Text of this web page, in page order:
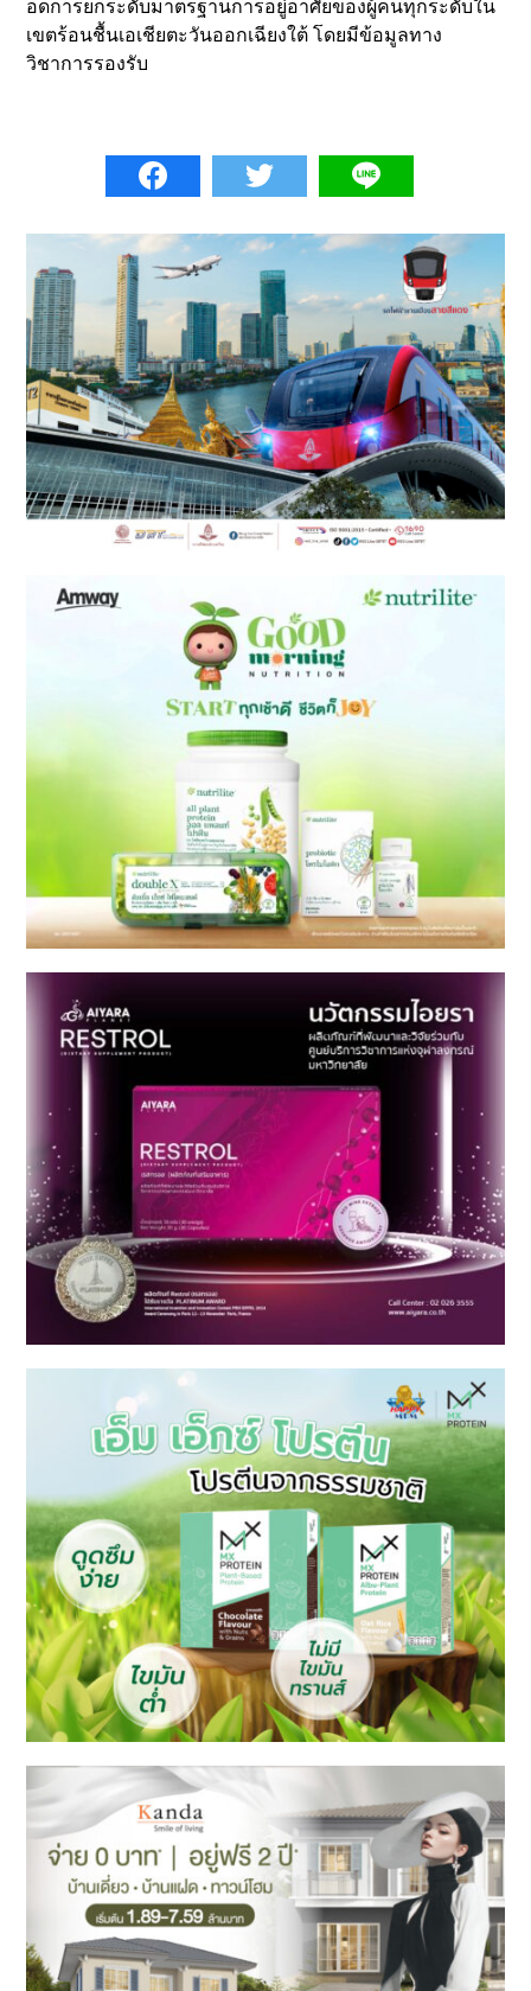
อดการยกระดับมาตรฐานการอยู่อาศัยของผู้คนทุกระดับใน
เขตร้อนชื้นเอเชียตะวันออกเฉียงใต้ โดยมีข้อมูลทาง
วิชาการรองรับ